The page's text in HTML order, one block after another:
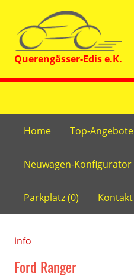
Home Top-Angebote
Neuwagen-Konfigurator
Parkplatz (0) Kontakt
info
Ford Ranger